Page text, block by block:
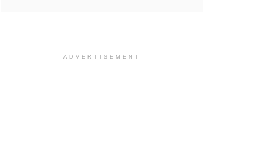
ADVERTISEMENT